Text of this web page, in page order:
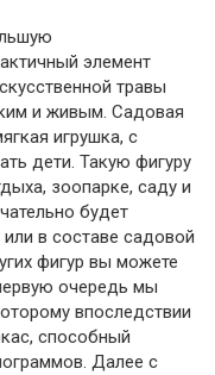
элемент
травы
и живым. Садовая
игрушка, с
дети. Такую фигуру
зоопарке, саду и
будет
в составе садовой
фигур вы можете
очередь мы
впоследствии
способный
Далее с